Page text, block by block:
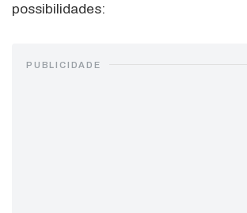
possibilidades:
PUBLICIDADE